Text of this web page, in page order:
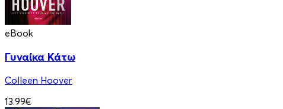
eBook
Γυναίκα Κάτω
Colleen Hoover
13.99€